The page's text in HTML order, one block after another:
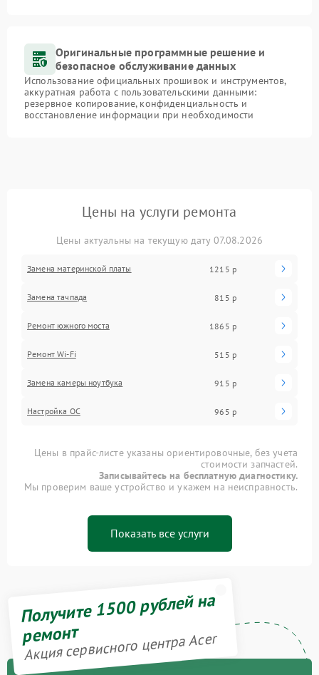
Оригинальные программные решение и
безопасное обслуживание данных
Использование официальных прошивок и инструментов,
аккуратная работа с пользовательскими данными:
резервное копирование, конфиденциальность и
восстановление информации при необходимости
Цены на услуги ремонта
Цены актуальны на текущую дату 07.08.2026
Замена материнской платы 1215 р
Замена тачпада 815 р
Ремонт южного моста 1865 р
Ремонт Wi-Fi 515 р
Замена камеры ноутбука 915 р
Настройка ОС 965 р
Цены в прайс-листе указаны ориентировочные, без учета
стоимости запчастей.
Записывайтесь на бесплатную диагностику.
Мы проверим ваше устройство и укажем на неисправность.
Показать все услуги
Получите 1500 рублей на
ремонт
Акция сервисного центра Acer